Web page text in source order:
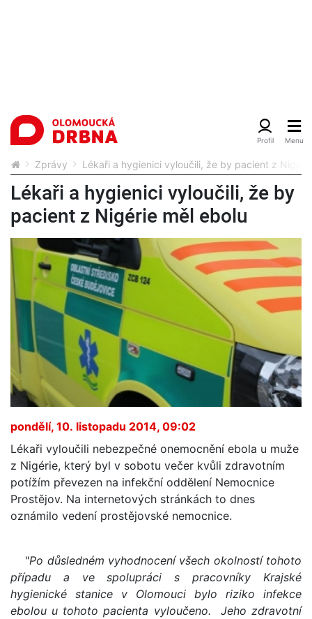
Zprávy Lékaři a hygienici vyloučili, že by pacient z
Lékaři a hygienici vyloučili, že by
pacient z Nigérie měl ebolu
pondělí, 10. listopadu 2014, 09:02
Lékaři vyloučili nebezpečné onemocnění ebola u muže
z Nigérie, který byl v sobotu večer kvůli zdravotním
potížím převezen na infekční oddělení Nemocnice
Prostějov. Na internetových stránkách to dnes
oznámilo vedení prostějovské nemocnice.
"Po důsledném vyhodnocení všech okolností tohoto
případu a ve spolupráci s pracovníky Krajské
hygienické stanice v Olomouci bylo riziko infekce
ebolou u tohoto pacienta vyloučeno. Jeho zdravotní